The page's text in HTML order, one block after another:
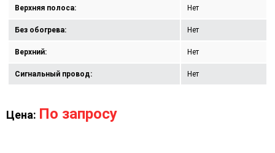
Верхняя полоса: Нет
Без обогрева: Нет
Верхний: Нет
Сигнальный провод: Нет
Цена: По запросу